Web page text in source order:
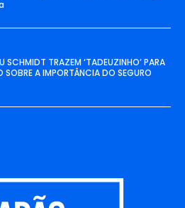
SCHMIDT TRAZEM ‘TADEUZINHO’ PARA
A IMPORTÂNCIA DO SEGURO